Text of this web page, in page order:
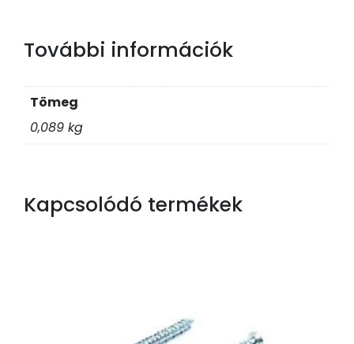
További információk
Tömeg
0,089 kg
Kapcsolódó termékek